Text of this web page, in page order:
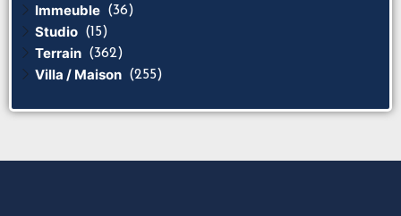
Immeuble (36)
Studio (15)
Terrain (362)
Villa / Maison (255)